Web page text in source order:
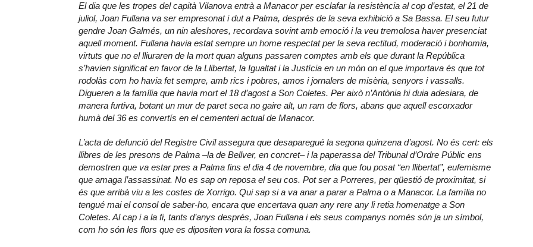
El dia que les tropes del capità Vilanova entrà a Manacor per esclafar la resistència al cop d’estat, el 21 de
juliol, Joan Fullana va ser empresonat i dut a Palma, després de la seva exhibició a Sa Bassa. El seu futur
gendre Joan Galmés, un nin aleshores, recordava sovint amb emoció i la veu tremolosa haver presenciat
aquell moment. Fullana havia estat sempre un home respectat per la seva rectitud, moderació i bonhomia,
virtuts que no el lliuraren de la mort quan alguns passaren comptes amb els que durant la República
s’havien significat en favor de la Llibertat, la Igualtat i la Justícia en un món on el que importava és que tot
rodolàs com ho havia fet sempre, amb rics i pobres, amos i jornalers de misèria, senyors i vassalls.
Digueren a la família que havia mort el 18 d’agost a Son Coletes. Per això n’Antònia hi duia adesiara, de
manera furtiva, botant un mur de paret seca no gaire alt, un ram de flors, abans que aquell escorxador
humà del 36 es convertís en el cementeri actual de Manacor.
L’acta de defunció del Registre Civil assegura que desaparegué la segona quinzena d’agost. No és cert: els
llibres de les presons de Palma –la de Bellver, en concret– i la paperassa del Tribunal d’Ordre Públic ens
demostren que va estar pres a Palma fins el dia 4 de novembre, dia que fou posat “en llibertat”, eufemisme
que amaga l’assassinat. No es sap on reposa el seu cos. Pot ser a Porreres, per qüestió de proximitat, si
és que arribà viu a les costes de Xorrigo. Qui sap si a va anar a parar a Palma o a Manacor. La família no
tengué mai el consol de saber-ho, encara que encertava quan any rere any li retia homenatge a Son
Coletes. Al cap i a la fi, tants d’anys després, Joan Fullana i els seus companys només són ja un símbol,
com ho són les flors que es dipositen vora la fossa comuna.